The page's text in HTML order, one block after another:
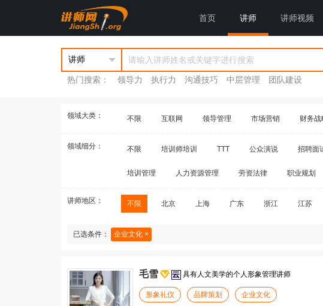
首页 讲师 讲师视频
热门搜索：
领导力 执行力 沟通技巧 中层管理 团队建设
领域大类： 不限 互联网 领导管理 市场营销 财务战
领域细分： 不限 培训师培训 TTT 公众演说 招聘面
培训管理 人力资源管理 劳资法律 职业规划
讲师地区： 不限 北京 上海 广东 浙江 江苏
已选条件： 企业文化 ×
毛雪 具有人文美学的个人形象管理讲师
形象礼仪 品牌策划 企业文化